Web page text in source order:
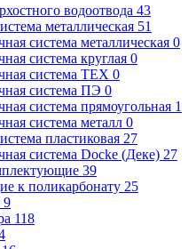
водоотвода 43
металлическая 51
система металлическая 0
система круглая 0
система ТЕХ 0
система ПЭ 0
система прямоугольная 1
система металл 0
пластиковая 27
система Docke (Деке) 27
39
к поликарбонату 25
9
118